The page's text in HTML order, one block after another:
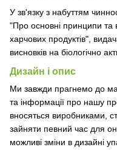
У зв'язку з набуттям
"Про основні принципи та
харчових продуктів",
висновків на біологічно
Дизайн і опис
Ми завжди прагнемо до
та інформації про нашу
вносяться виробниками,
зайняти певний час для
можливі зміни в дизайні